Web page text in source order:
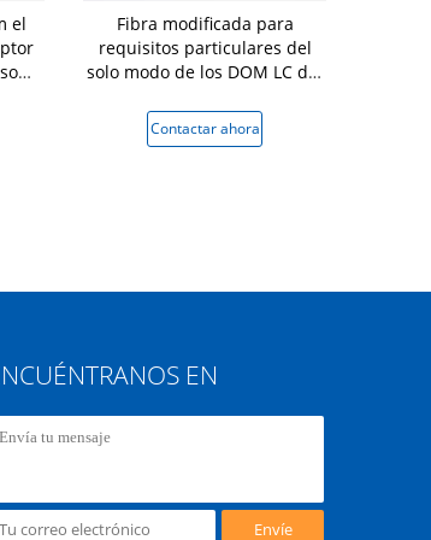
el
Fibra modificada para
requisitos particulares del
solo modo de los DOM LC del
el 10km de 25G SFP28 LR
Contactar ahora
EN
Envíe